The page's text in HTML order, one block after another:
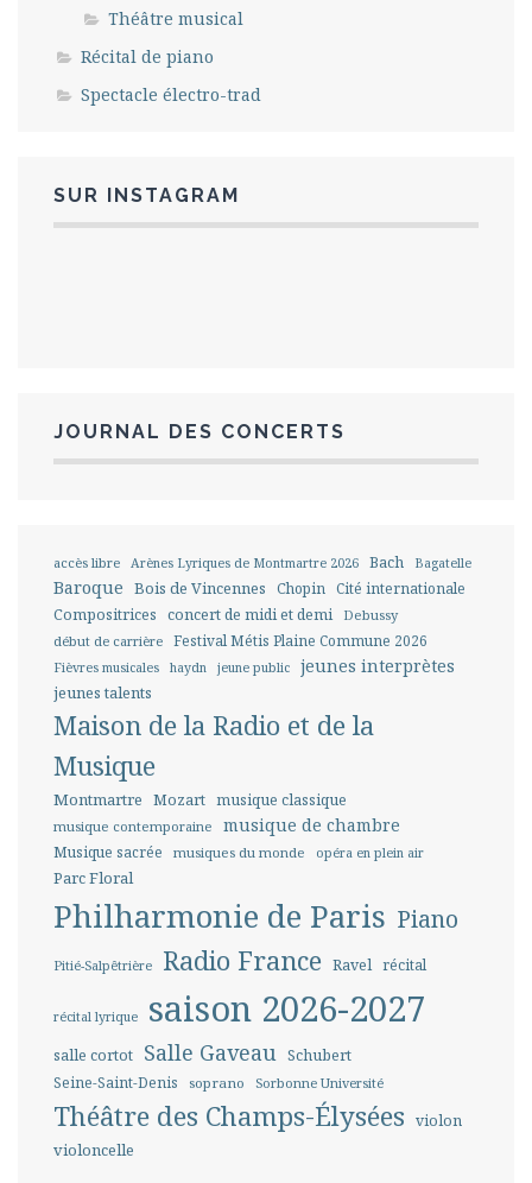
Théâtre musical
Récital de piano
Spectacle électro-trad
SUR INSTAGRAM
JOURNAL DES CONCERTS
accès libre Arènes Lyriques de Montmartre 2026 Bach Bagatelle
Baroque Bois de Vincennes Chopin Cité internationale
Compositrices concert de midi et demi
Debussy
début de carrière Festival Métis Plaine Commune 2026
Fièvres musicales haydn jeune public jeunes interprètes
jeunes talents
Maison de la Radio et de la
Musique
Montmartre Mozart musique classique
musique contemporaine musique de chambre
Musique sacrée musiques du monde opéra en plein air
Parc Floral
Philharmonie de Paris Piano
Pitié-Salpêtrière Radio France Ravel récital
récital lyrique saison 2026-2027
salle cortot Salle Gaveau Schubert
Seine-Saint-Denis soprano Sorbonne Université
Théâtre des Champs-Élysées violon
violoncelle